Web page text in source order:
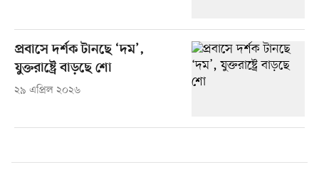
প্রবাসে দর্শক টানছে ‘দম’,
যুক্তরাষ্ট্রে বাড়ছে শো
২৯ এপ্রিল ২০২৬